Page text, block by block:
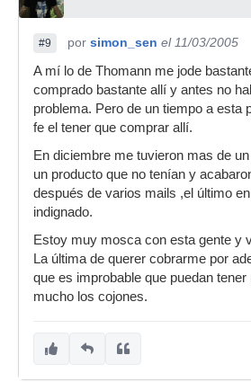
#9 por simon_sen el 11/03/2005
A mí lo de Thomann me jode
comprado bastante allí y antes no
problema. Pero de un tiempo a esta
fe el tener que comprar allí.
En diciembre me tuvieron mas de
un producto que no tenían y
después de varios mails ,el último
indignado.
Estoy muy mosca con esta gente y
La última de querer cobrarme por
que es improbable que puedan
mucho los cojones.